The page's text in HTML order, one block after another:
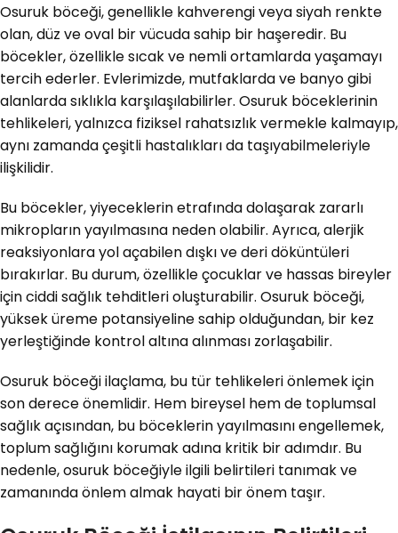
Osuruk böceği, genellikle kahverengi veya siyah renkte
olan, düz ve oval bir vücuda sahip bir haşeredir. Bu
böcekler, özellikle sıcak ve nemli ortamlarda yaşamayı
tercih ederler. Evlerimizde, mutfaklarda ve banyo gibi
alanlarda sıklıkla karşılaşılabilirler. Osuruk böceklerinin
tehlikeleri, yalnızca fiziksel rahatsızlık vermekle kalmayıp,
aynı zamanda çeşitli hastalıkları da taşıyabilmeleriyle
ilişkilidir.
Bu böcekler, yiyeceklerin etrafında dolaşarak zararlı
mikropların yayılmasına neden olabilir. Ayrıca, alerjik
reaksiyonlara yol açabilen dışkı ve deri döküntüleri
bırakırlar. Bu durum, özellikle çocuklar ve hassas bireyler
için ciddi sağlık tehditleri oluşturabilir. Osuruk böceği,
yüksek üreme potansiyeline sahip olduğundan, bir kez
yerleştiğinde kontrol altına alınması zorlaşabilir.
Osuruk böceği ilaçlama, bu tür tehlikeleri önlemek için
son derece önemlidir. Hem bireysel hem de toplumsal
sağlık açısından, bu böceklerin yayılmasını engellemek,
toplum sağlığını korumak adına kritik bir adımdır. Bu
nedenle, osuruk böceğiyle ilgili belirtileri tanımak ve
zamanında önlem almak hayati bir önem taşır.